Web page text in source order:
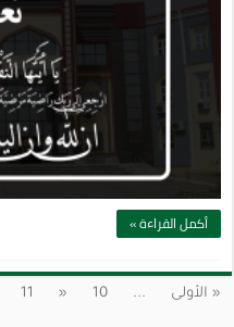
أكمل القراءة »
« الأولى ...
10
«
11